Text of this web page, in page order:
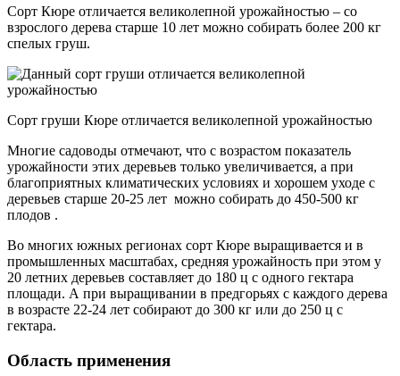
Сорт Кюре отличается великолепной урожайностью – со
взрослого дерева старше 10 лет можно собирать более 200 кг
спелых груш.
Сорт груши Кюре отличается великолепной урожайностью
Многие садоводы отмечают, что с возрастом показатель
урожайности этих деревьев только увеличивается, а при
благоприятных климатических условиях и хорошем уходе с
деревьев старше 20-25 лет можно собирать до 450-500 кг
плодов .
Во многих южных регионах сорт Кюре выращивается и в
промышленных масштабах, средняя урожайность при этом у
20 летних деревьев составляет до 180 ц с одного гектара
площади. А при выращивании в предгорьях с каждого дерева
в возрасте 22-24 лет собирают до 300 кг или до 250 ц с
гектара.
Область применения